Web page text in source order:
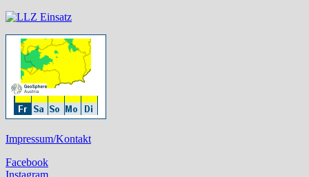
Impressum/Kontakt
Facebook